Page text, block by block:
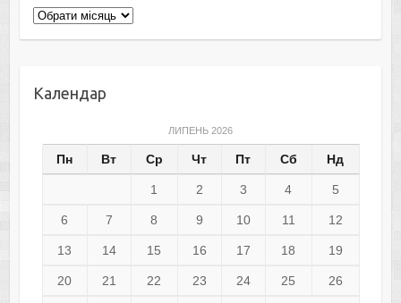
Архіви
Календар
ЛИПЕНЬ 2026
Пн Вт Ср Чт Пт Сб Нд
1 2 3 4 5
6 7 8 9 10 11 12
13 14 15 16 17 18 19
20 21 22 23 24 25 26